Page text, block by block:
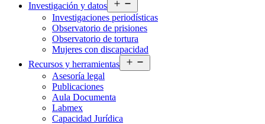
Investigación y datos
el
menú
Investigaciones periodísticas
Observatorio de prisiones
Observatorio de tortura
Mujeres con discapacidad
Recursos y herramientas
el
Asesoría legal
Publicaciones
Aula Documenta
Labmex
Capacidad Jurídica